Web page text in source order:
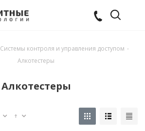
Системы контроля и управления доступом -
Алкотестеры
Алкотестеры